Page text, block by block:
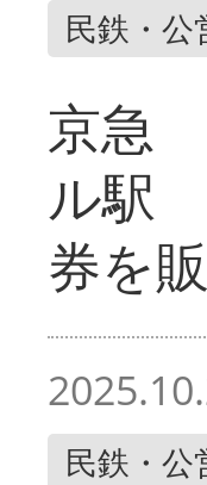
民鉄・公
京急
ル駅
券を
民鉄・公